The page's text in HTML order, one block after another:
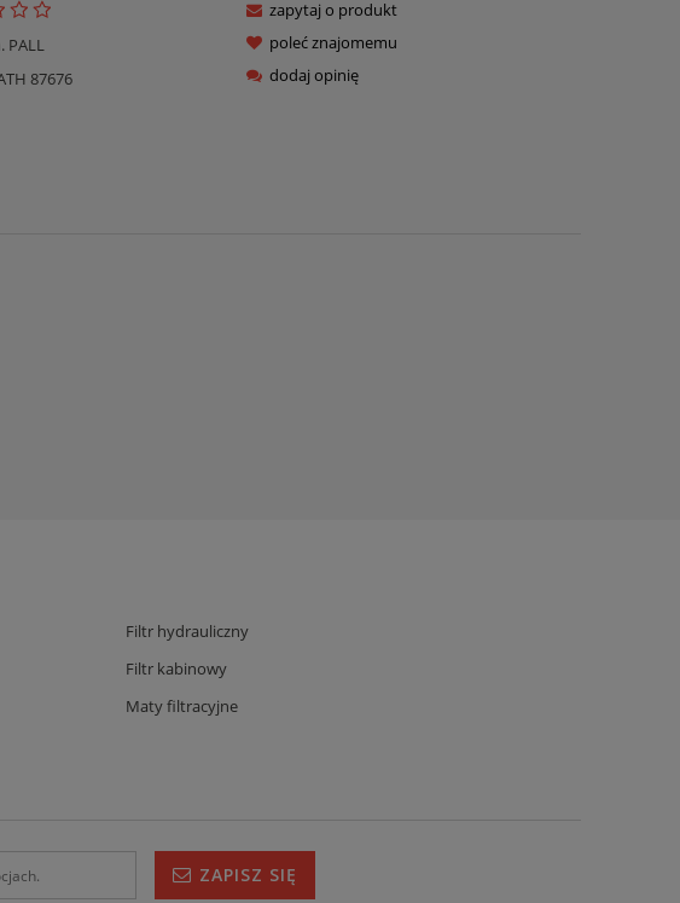
PALL
87676
zapytaj o produkt
poleć znajomemu
dodaj opinię
Filtr hydrauliczny
Filtr kabinowy
Maty filtracyjne
ZAPISZ SIĘ